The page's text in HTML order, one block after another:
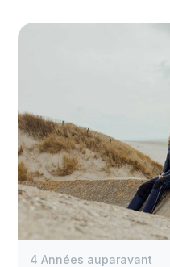
4 Années auparavant